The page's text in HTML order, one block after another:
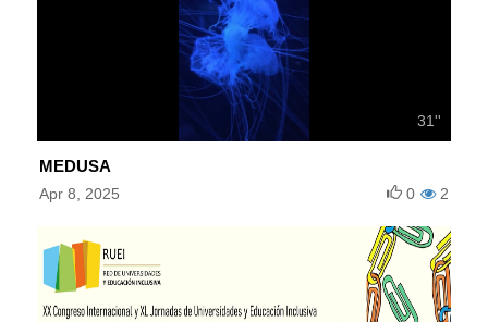
31''
MEDUSA
Apr 8, 2025 2
0